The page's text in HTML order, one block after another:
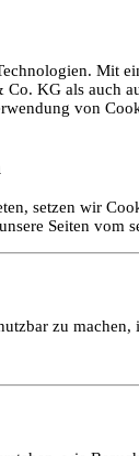
Mit
KG als auch
von
setzen wir
Seiten
zu